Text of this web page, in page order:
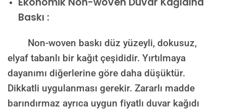
Baskı :
Non-woven baskı düz yüzeyli, dokusuz,
elyaf tabanlı bir kağıt çeşididir. Yırtılmaya
dayanımı diğerlerine göre daha düşüktür.
Dikkatli uygulanması gerekir. Zararlı madde
barındırmaz ayrıca uygun fiyatlı duvar kağıdı